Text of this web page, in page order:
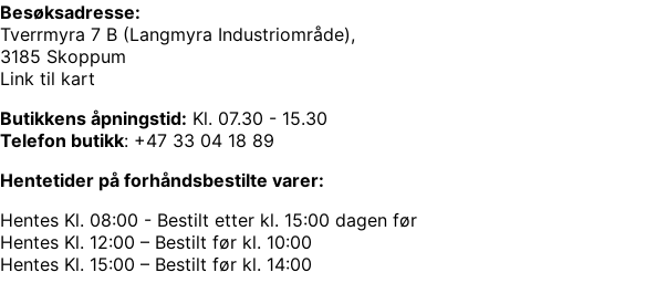
Besøksadresse:
Tverrmyra 7 B (Langmyra Industriområde),
3185 Skoppum
Link til kart
Butikkens åpningstid: Kl. 07.30 - 15.30
Telefon butikk: +47 33 04 18 89
Hentetider på forhåndsbestilte varer:
Hentes Kl. 08:00 - Bestilt etter kl. 15:00 dagen før
Hentes Kl. 12:00 – Bestilt før kl. 10:00
Hentes Kl. 15:00 – Bestilt før kl. 14:00